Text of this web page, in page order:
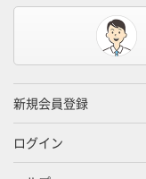
新規会員登録
ログイン